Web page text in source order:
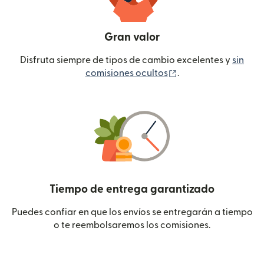
Gran valor
Disfruta siempre de tipos de cambio excelentes y sin
comisiones ocultos
.
Tiempo de entrega garantizado
Puedes confiar en que los envíos se entregarán a tiempo
o te reembolsaremos los comisiones.